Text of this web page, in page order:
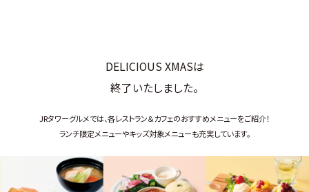
DELICIOUS XMASは
終了いたしました。
JRタワーグルメでは、各レストラン＆カフェのおすすめメニューをご紹介！
ランチ限定メニューやキッズ対象メニューも充実しています。